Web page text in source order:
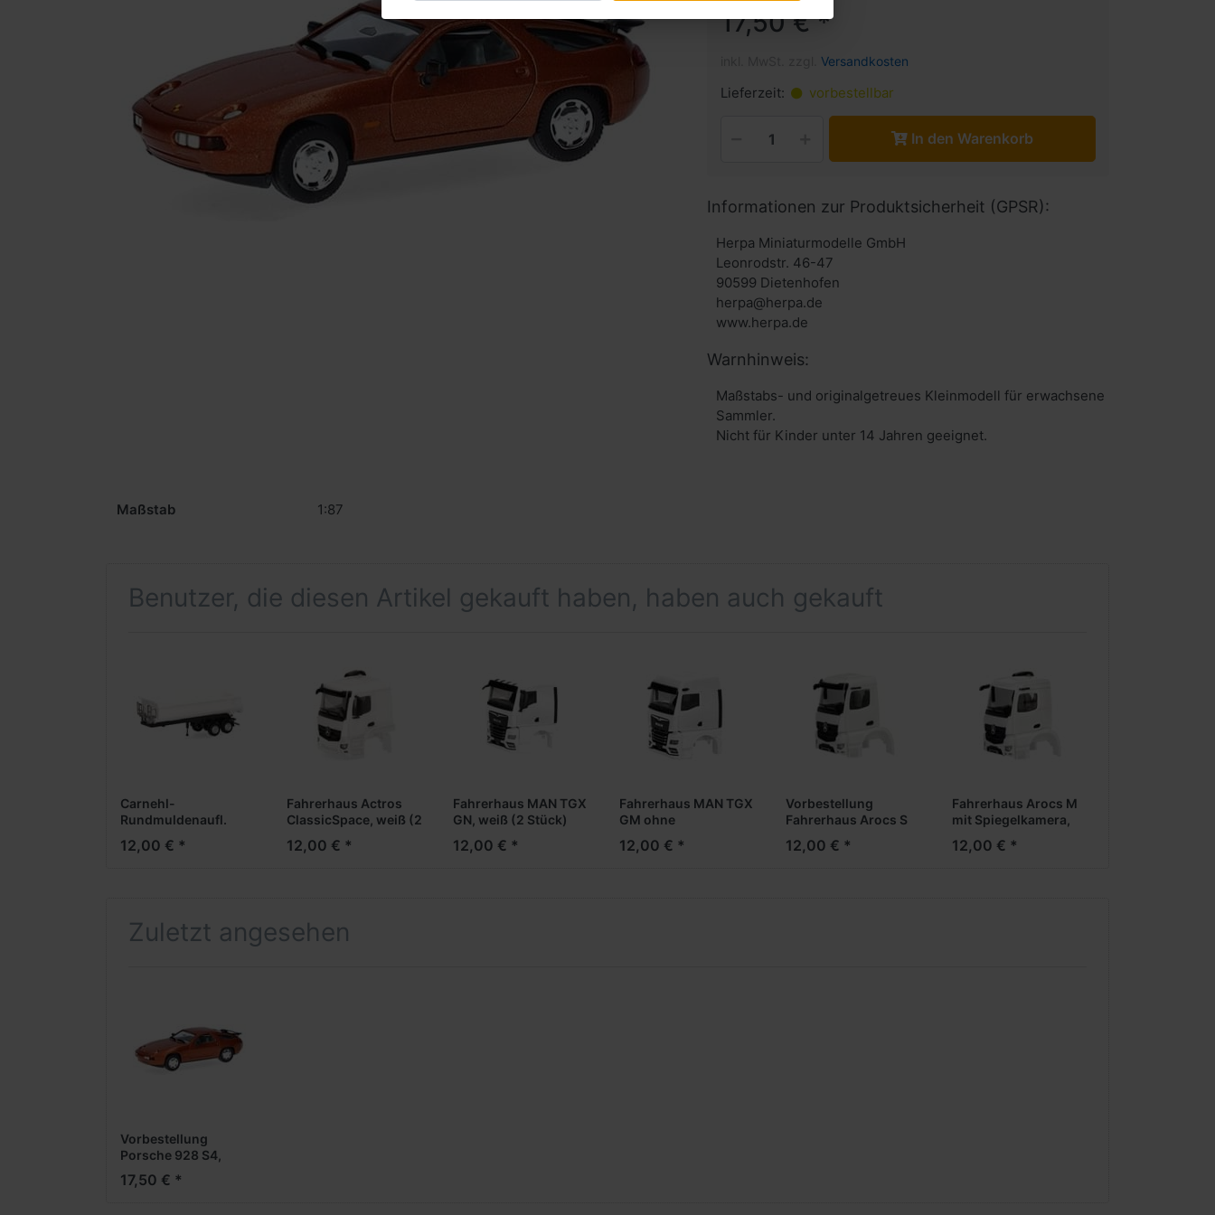
17,50 € *
Versandkosten
Lieferzeit: vorbestellbar
In den Warenkorb
Informationen zur Produktsicherheit (GPSR):
Herpa Miniaturmodelle GmbH
Leonrodstr. 46-47
90599 Dietenhofen
herpa@herpa.de
www.herpa.de
Warnhinweis:
Maßstabs- und originalgetreues Kleinmodell für erwachsene
Sammler.
Nicht für Kinder unter 14 Jahren geeignet.
Maßstab 1:87
Benutzer, die diesen Artikel gekauft haben, haben auch gekauft
Carnehl-
Rundmuldenaufl.
schwarz)
12,00 € *
Fahrerhaus Actros
ClassicSpace, weiß (2
12,00 € *
Fahrerhaus MAN TGX
GN, weiß (2 Stück)
12,00 € *
Fahrerhaus MAN TGX
GM ohne
Spiegelkamera, weiß
12,00 € *
Vorbestellung
Fahrerhaus Arocs S
weiß (2 Stück)
12,00 € *
Fahrerhaus Arocs M
mit Spiegelkamera,
12,00 € *
Zuletzt angesehen
Vorbestellung
Porsche 928 S4,
cognacbraun metallic
(Farbvariante)
17,50 € *